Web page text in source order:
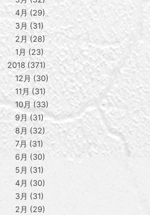
4月 29
3月
31
2月
28
1月
23
2018 371
12月
30
11月 31
10月 33
9月 31
8月 32
7月 31
6月
30
5月
31
4月
30
3月
31
2月
29